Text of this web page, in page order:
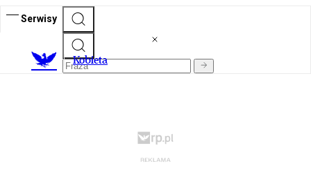
Serwisy
Kobieta